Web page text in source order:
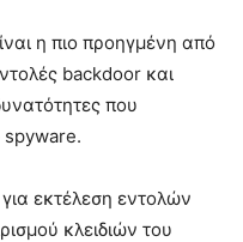
η πιο προηγμένη από
backdoor και
που
spyware.
εκτέλεση εντολών
κλειδιών του